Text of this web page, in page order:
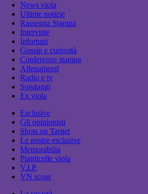
News viola
Ultime notizie
Rassegna Stampa
Interviste
Infortuni
Gossip e curiosità
Conferenze stampa
Allenamenti
Radio e tv
Sondaggi
Ex viola
Esclusive
Gli opinionisti
Shots on Target
Le nostre esclusive
Memorabilia
Pianticelle viola
V.I.P.
VN scout